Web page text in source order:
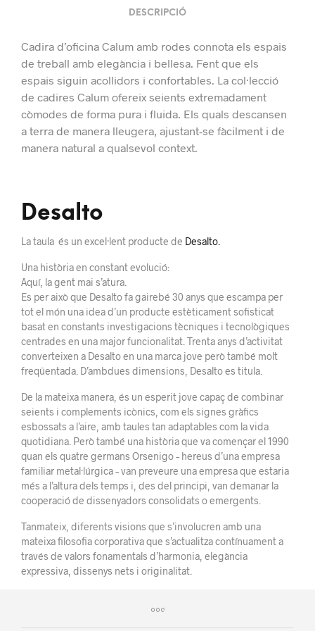
DESCRIPCIÓ
Cadira d’oficina Calum amb rodes connota els espais
de treball amb elegància i bellesa. Fent que els
espais siguin acollidors i confortables. La col·lecció
de cadires Calum ofereix seients extremadament
còmodes de forma pura i fluida. Els quals descansen
a terra de manera lleugera, ajustant-se fàcilment i de
manera natural a qualsevol context.
Desalto
La taula és un excel·lent producte de Desalto.
Una història en constant evolució:
Aquí, la gent mai s’atura.
Es per això que Desalto fa gairebé 30 anys que escampa per
tot el món una idea d’un producte estèticament sofisticat
basat en constants investigacions tècniques i tecnològiques
centrades en una major funcionalitat. Trenta anys d’activitat
converteixen a Desalto en una marca jove però també molt
freqüentada. D’ambdues dimensions, Desalto es titula.
De la mateixa manera, és un esperit jove capaç de combinar
seients i complements icònics, com els signes gràfics
esbossats a l’aire, amb taules tan adaptables com la vida
quotidiana. Però també una història que va començar el 1990
quan els quatre germans Orsenigo – hereus d’una empresa
familiar metal·lúrgica – van preveure una empresa que estaria
més a l’altura dels temps i, des del principi, van demanar la
cooperació de dissenyadors consolidats o emergents.
Tanmateix, diferents visions que s’involucren amb una
mateixa filosofia corporativa que s’actualitza contínuament a
través de valors fonamentals d’harmonia, elegància
expressiva, dissenys nets i originalitat.